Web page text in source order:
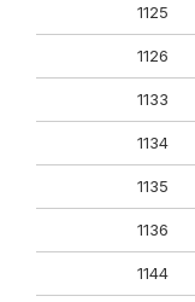
1125
1126
1133
1134
1135
1136
1144